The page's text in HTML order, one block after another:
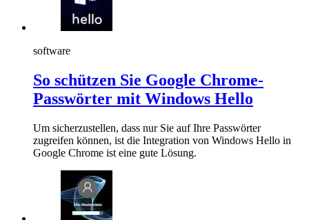
software
So schützen Sie Google Chrome-
Passwörter mit Windows Hello
Um sicherzustellen, dass nur Sie auf Ihre Passwörter
zugreifen können, ist die Integration von Windows Hello in
Google Chrome ist eine gute Lösung.